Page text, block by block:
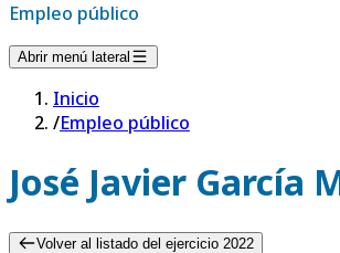
Empleo público
Abrir menú lateral
Inicio
/Empleo público
José Javier García
Volver al listado del ejercicio 2022